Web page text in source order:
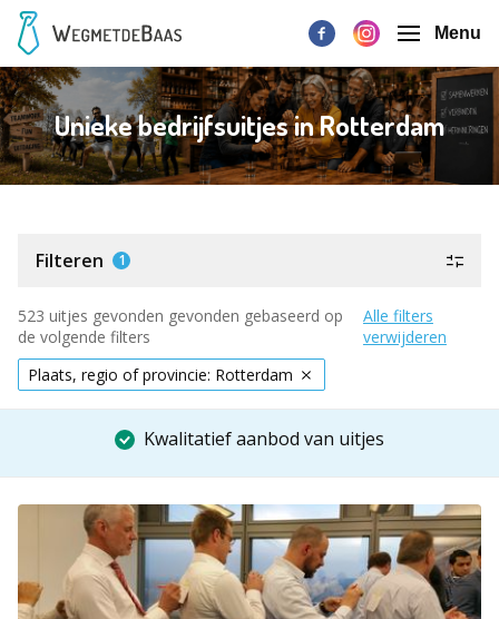
Menu
Unieke bedrijfsuitjes in Rotterdam
Filteren 1
523 uitjes gevonden gevonden gebaseerd op
de volgende filters
Alle filters
verwijderen
Plaats, regio of provincie: Rotterdam
Kwalitatief aanbod van uitjes